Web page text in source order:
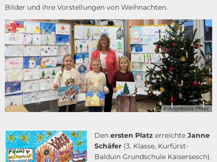
Bilder und ihre Vorstellungen von Weihnachten.
© Anastasia Pfnür
Den ersten Platz erreichte Janne
Schäfer (3. Klasse, Kurfürst-
Balduin Grundschule Kaisersesch).